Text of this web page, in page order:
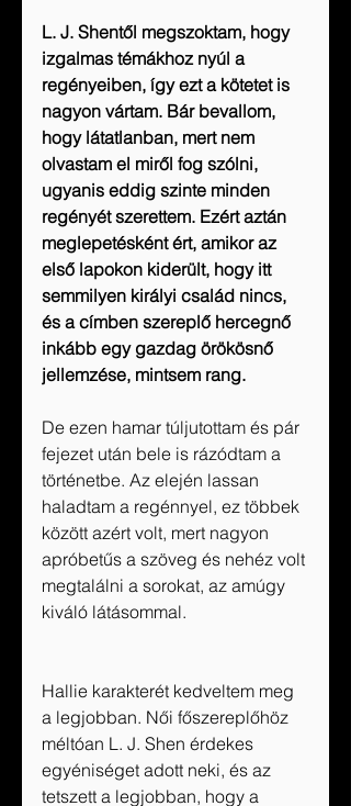
L. J. Shentől megszoktam, hogy
izgalmas témákhoz nyúl a
regényeiben, így ezt a kötetet is
nagyon vártam. Bár bevallom,
hogy látatlanban, mert nem
olvastam el miről fog szólni,
ugyanis eddig szinte minden
regényét szerettem. Ezért aztán
meglepetésként ért, amikor az
első lapokon kiderült, hogy itt
semmilyen királyi család nincs,
és a címben szereplő hercegnő
inkább egy gazdag örökösnő
jellemzése, mintsem rang.
De ezen hamar túljutottam és pár
fejezet után bele is rázódtam a
történetbe. Az elején lassan
haladtam a regénnyel, ez többek
között azért volt, mert nagyon
apróbetűs a szöveg és nehéz volt
megtalálni a sorokat, az amúgy
kiváló látásommal.
Hallie karakterét kedveltem meg
a legjobban. Női főszereplőhöz
méltóan L. J. Shen érdekes
egyéniséget adott neki, és az
tetszett a legjobban, hogy a